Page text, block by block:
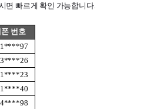
면 빠르게 확인 가능합니다.
폰 번호